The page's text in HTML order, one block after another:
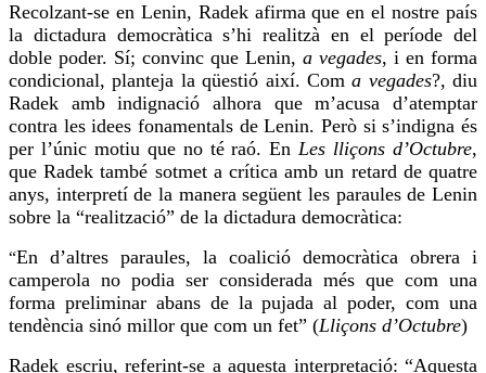
Recolzant-se en Lenin, Radek afirmaque en el nostre país
la dictadura democràtica s’hi realitzà en el període del
doble poder. Sí; convinc que Lenin, a vegades, i en forma
condicional, planteja la qüestió així. Coma vegades?, diu
Radek amb indignació alhora que m’acusa d’atemptar
contra les idees fonamentals de Lenin. Però si s’indigna és
per l’únic motiu que no té raó. EnLes lliçons d’Octubre,
que Radek també sotmet a crítica amb un retard de quatre
anys, interpretí de la manera següent les paraules de Lenin
sobre la “realització” de la dictadura democràtica:
“En d’altres paraules, la coalició democràtica obrera i
camperola no podia ser considerada més que com una
forma preliminar abans de la pujada al poder, com una
tendència sinó millor que com un fet” (Lliçons d’Octubre)
Radek escriu, referint-se a aquesta interpretació: “Aquesta